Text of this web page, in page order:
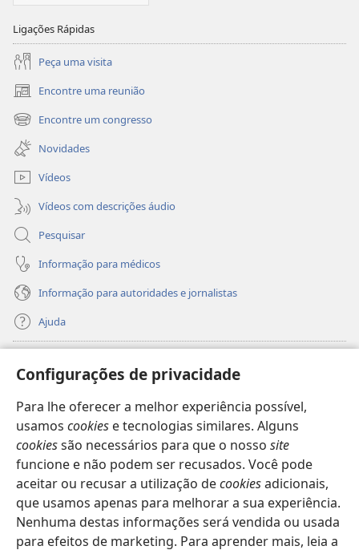
Configurações de privacidade
Para lhe oferecer a melhor experiência possível,
usamos cookies e tecnologias similares. Alguns
cookiessão necessários para que o nosso site
funcione e não podem ser recusados. Você pode
aceitar ou recusar a utilização decookiesadicionais,
que usamos apenas para melhorar a sua experiência.
Nenhuma destas informações será vendida ou usada
para efeitos de marketing. Para aprender mais, leia a
Ligações Rápidas
Peça uma visita
Encontre uma reunião
(abre
uma
nova
janela)
Encontre um congresso
(abre
uma
nova
janela)
Novidades
Vídeos
Vídeos com descrições áudio
Pesquisar
Informação para médicos
Informação para autoridades e jornalistas
Ajuda
(abre
uma
nova
janela)
BibliotecaOnline da Torre de Vigia™
(abre
uma
nova
janela)
JW Hub
(abre
uma
nova JW Library
Watchtower Library